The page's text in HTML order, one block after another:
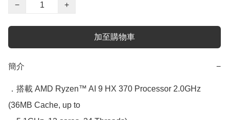
−
+
加至購物車
簡介 −
．搭載 AMD Ryzen™ AI 9 HX 370 Processor 2.0GHz
(36MB Cache, up to